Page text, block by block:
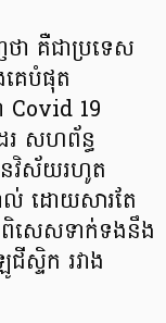
ា គឺជាប្រទេស
េបំផុត
Covid 19
រ សហព័ន្ធ
ានវិស័យរហូត
ដោយសារតែ
ពិសេសទាក់ទងនឹង
ស្ទិក រវាង